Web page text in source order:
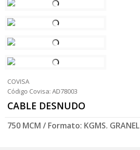
COVISA
Código Covisa: AD78003
CABLE DESNUDO
750 MCM / Formato: KGMS. GRANEL